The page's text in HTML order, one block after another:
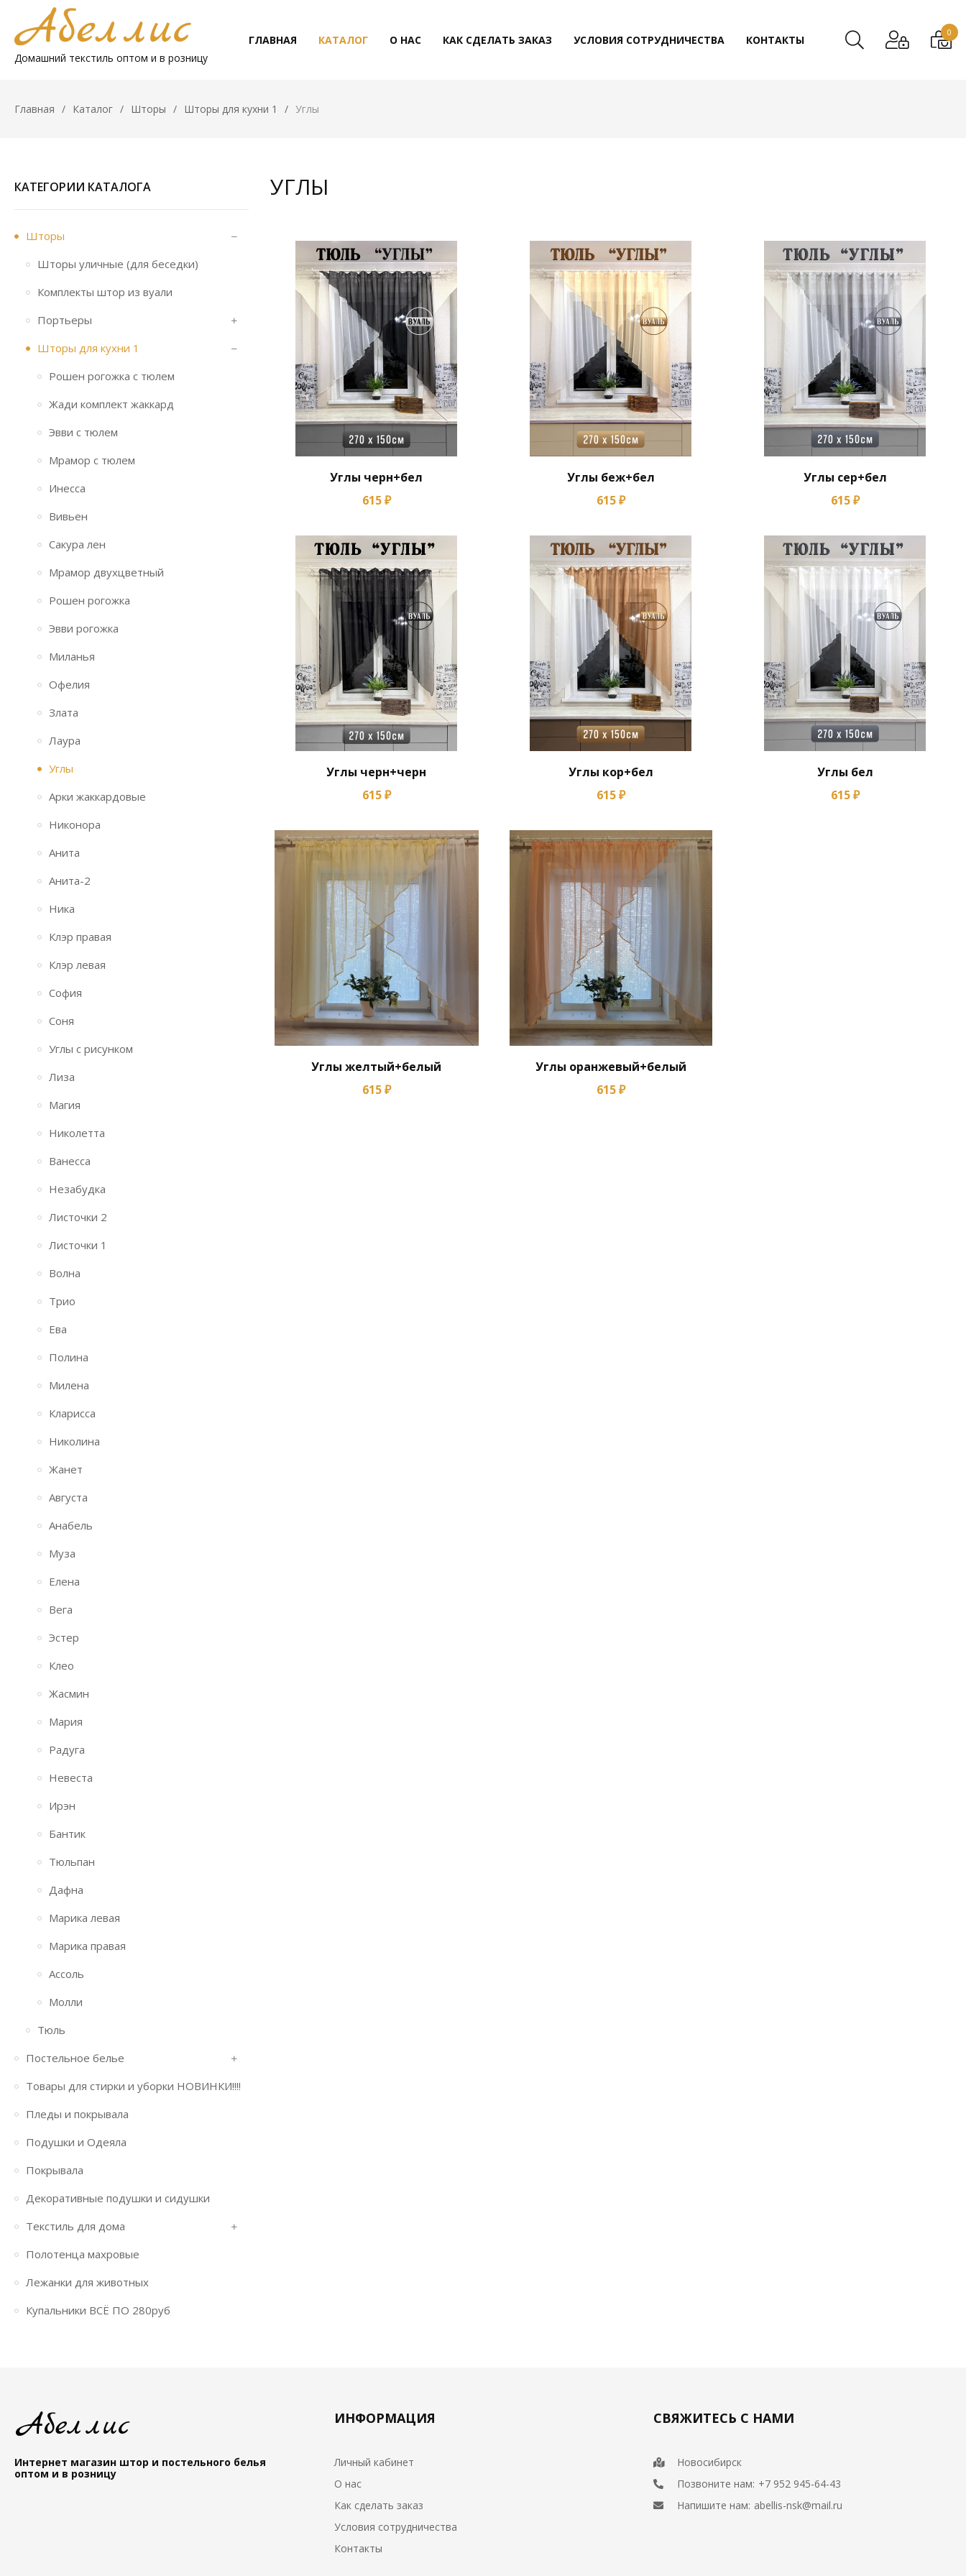
Домашний текстиль оптом и в розницу
ГЛАВНАЯ КАТАЛОГ О НАС КАК СДЕЛАТЬ ЗАКАЗ УСЛОВИЯ СОТРУДНИЧЕСТВА КОНТАКТЫ
0
Главная Каталог Шторы Шторы для кухни 1 Углы
КАТЕГОРИИ КАТАЛОГА
Шторы
Шторы уличные (для беседки)
Комплекты штор из вуали
Портьеры
Шторы для кухни 1
Рошен рогожка с тюлем
Жади комплект жаккард
Эвви с тюлем
Мрамор с тюлем
Инесса
Вивьен
Сакура лен
Мрамор двухцветный
Рошен рогожка
Эвви рогожка
Миланья
Офелия
Злата
Лаура
Углы
Арки жаккардовые
Никонора
Анита
Анита-2
Ника
Клэр правая
Клэр левая
София
Соня
Углы с рисунком
Лиза
Магия
Николетта
Ванесса
Незабудка
Листочки 2
Листочки 1
Волна
Трио
Ева
Полина
Милена
Кларисса
Николина
Жанет
Августа
Анабель
Муза
Елена
Вега
Эстер
Клео
Жасмин
Мария
Радуга
Невеста
Ирэн
Бантик
Тюльпан
Дафна
Марика левая
Марика правая
Ассоль
Молли
Тюль
Постельное белье
Товары для стирки и уборки НОВИНКИ!!!!
Пледы и покрывала
Подушки и Одеяла
Покрывала
Декоративные подушки и сидушки
Текстиль для дома
Полотенца махровые
Лежанки для животных
Купальники ВСЁ ПО 280руб
УГЛЫ
Углы черн+бел
615 ₽
Углы беж+бел
615 ₽
Углы сер+бел
615 ₽
Углы черн+черн
615 ₽
Углы кор+бел
615 ₽
Углы бел
615 ₽
Углы желтый+белый
615 ₽
Углы оранжевый+белый
615 ₽
Абеллис
Интернет магазин штор и постельного белья
оптом и в розницу
ИНФОРМАЦИЯ
Личный кабинет
О нас
Как сделать заказ
Условия сотрудничества
Контакты
СВЯЖИТЕСЬ С НАМИ
Новосибирск
Позвоните нам: +7 952 945-64-43
Напишите нам: abellis-nsk@mail.ru